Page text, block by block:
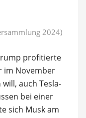
2024)
profitierte
im November
auch Tesla-
bei einer
sich Musk am